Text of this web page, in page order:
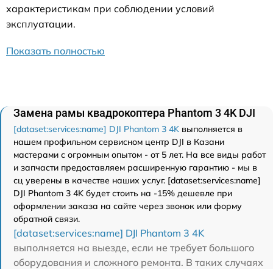
характеристикам при соблюдении условий
эксплуатации.
Показать полностью
Замена рамы квадрокоптера Phantom 3 4K DJI
[dataset:services:name] DJI Phantom 3 4K выполняется в
нашем профильном сервисном центр DJI в Казани
мастерами с огромным опытом - от 5 лет. На все виды работ
и запчасти предоставляем расширенную гарантию - мы в
сц уверены в качестве наших услуг. [dataset:services:name]
DJI Phantom 3 4K будет стоить на -15% дешевле при
оформлении заказа на сайте через звонок или форму
обратной связи.
[dataset:services:name] DJI Phantom 3 4K
выполняется на выезде, если не требует большого
оборудования и сложного ремонта. В таких случаях